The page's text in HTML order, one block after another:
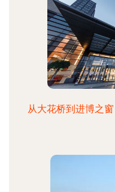
从大花桥到进博之